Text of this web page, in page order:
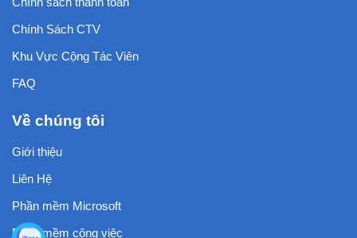
Chính Sách CTV
Khu Vực Cộng Tác Viên
FAQ
Về chúng tôi
Giới thiệu
Liên Hệ
Phần mềm Microsoft
Phần mềm công việc